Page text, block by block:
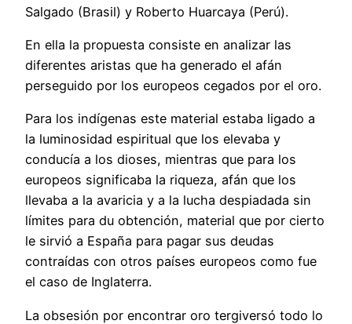
Salgado (Brasil) y Roberto Huarcaya (Perú).
En ella la propuesta consiste en analizar las
diferentes aristas que ha generado el afán
perseguido por los europeos cegados por el oro.
Para los indígenas este material estaba ligado a
la luminosidad espiritual que los elevaba y
conducía a los dioses, mientras que para los
europeos significaba la riqueza, afán que los
llevaba a la avaricia y a la lucha despiadada sin
límites para du obtención, material que por cierto
le sirvió a España para pagar sus deudas
contraídas con otros países europeos como fue
el caso de Inglaterra.
La obsesión por encontrar oro tergiversó todo lo